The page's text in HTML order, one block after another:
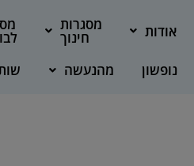
אודות מסגרות
חינוך
נופשון
מהנעשה